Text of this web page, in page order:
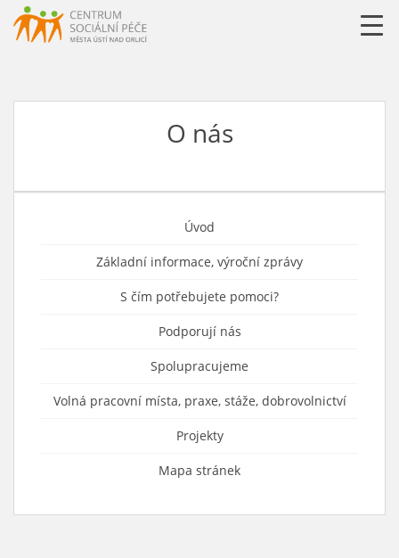
URLLL=http://csp-uo.cz/wp-content/themes/cspuo2=
O nás
Úvod
Základní informace, výroční zprávy
S čím potřebujete pomoci?
Podporují nás
Spolupracujeme
Volná pracovní místa, praxe, stáže, dobrovolnictví
Projekty
Mapa stránek